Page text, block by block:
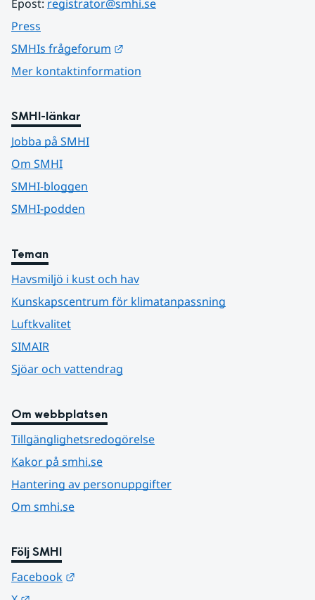
Epost: registrator@smhi.se
Press
SMHIs frågeforum
Mer kontaktinformation
SMHI-länkar
Jobba på SMHI
Om SMHI
SMHI-bloggen
SMHI-podden
Teman
Havsmiljö i kust och hav
Kunskapscentrum för klimatanpassning
Luftkvalitet
SIMAIR
Sjöar och vattendrag
Om webbplatsen
Tillgänglighetsredogörelse
Kakor på smhi.se
Hantering av personuppgifter
Om smhi.se
Följ SMHI
Facebook